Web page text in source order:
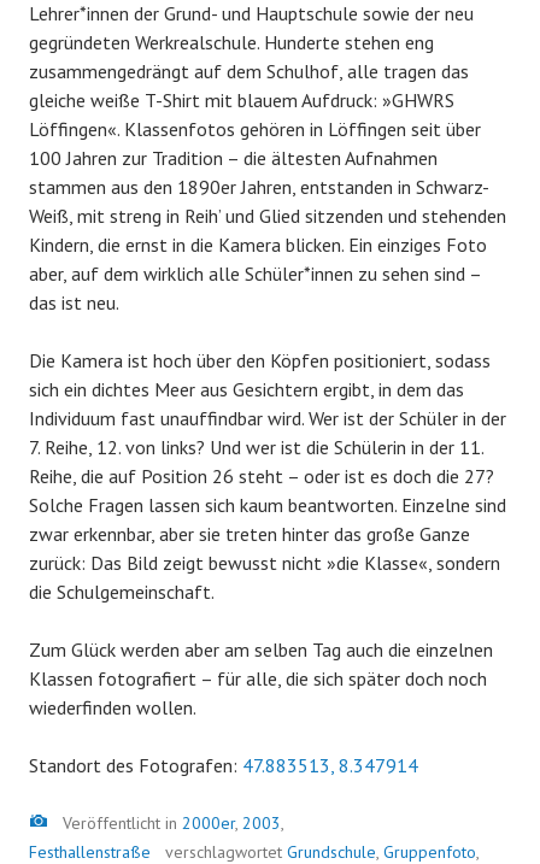
Lehrer*innen der Grund- und Hauptschule sowie der neu
gegründeten Werkrealschule. Hunderte stehen eng
zusammengedrängt auf dem Schulhof, alle tragen das
gleiche weiße T-Shirt mit blauem Aufdruck: »GHWRS
Löffingen«. Klassenfotos gehören in Löffingen seit über
100 Jahren zur Tradition – die ältesten Aufnahmen
stammen aus den 1890er Jahren, entstanden in Schwarz-
Weiß, mit streng in Reih’ und Glied sitzenden und stehenden
Kindern, die ernst in die Kamera blicken. Ein einziges Foto
aber, auf dem wirklich alle Schüler*innen zu sehen sind –
das ist neu.
Die Kamera ist hoch über den Köpfen positioniert, sodass
sich ein dichtes Meer aus Gesichtern ergibt, in dem das
Individuum fast unauffindbar wird. Wer ist der Schüler in der
7. Reihe, 12. von links? Und wer ist die Schülerin in der 11.
Reihe, die auf Position 26 steht – oder ist es doch die 27?
Solche Fragen lassen sich kaum beantworten. Einzelne sind
zwar erkennbar, aber sie treten hinter das große Ganze
zurück: Das Bild zeigt bewusst nicht »die Klasse«, sondern
die Schulgemeinschaft.
Zum Glück werden aber am selben Tag auch die einzelnen
Klassen fotografiert – für alle, die sich später doch noch
wiederfinden wollen.
Standort des Fotografen: 47.883513, 8.347914
Bild
Veröffentlicht in 2000er, 2003,
Festhallenstraße
verschlagwortet Grundschule, Gruppenfoto,